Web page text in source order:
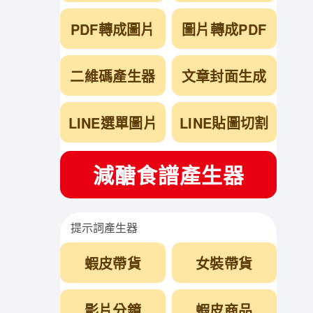
PDF轉成圖片 圖片轉成PDF
二維碼產生器 文章封面生成
LINE選單圖片 LINE貼圖切割
減醣食譜產生器
提示詞產生器
蝦皮帶貨 女裝帶貨